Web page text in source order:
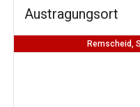
Austragungsort
Remscheid,